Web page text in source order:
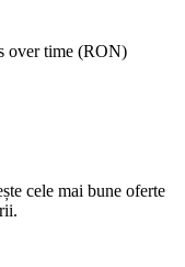
over time (RON)
cele mai bune oferte